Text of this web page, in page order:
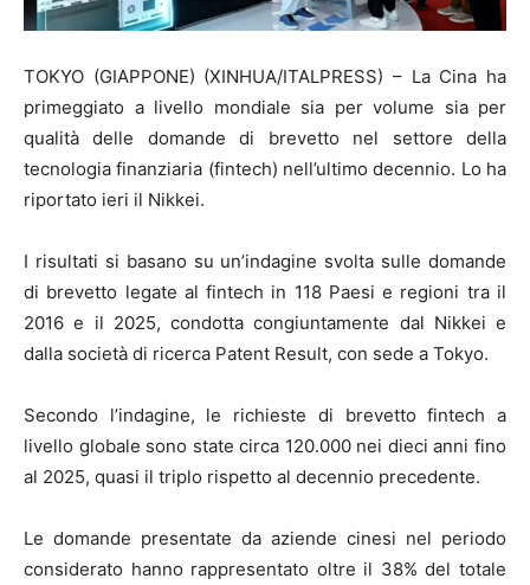
TOKYO (GIAPPONE) (XINHUA/ITALPRESS) – La Cina ha
primeggiato a livello mondiale sia per volume sia per
qualità delle domande di brevetto nel settore della
tecnologia finanziaria (fintech) nell’ultimo decennio. Lo ha
riportato ieri il Nikkei.
I risultati si basano su un’indagine svolta sulle domande
di brevetto legate al fintech in 118 Paesi e regioni tra il
2016 e il 2025, condotta congiuntamente dal Nikkei e
dalla società di ricerca Patent Result, con sede a Tokyo.
Secondo l’indagine, le richieste di brevetto fintech a
livello globale sono state circa 120.000 nei dieci anni fino
al 2025, quasi il triplo rispetto al decennio precedente.
Le domande presentate da aziende cinesi nel periodo
considerato hanno rappresentato oltre il 38% del totale